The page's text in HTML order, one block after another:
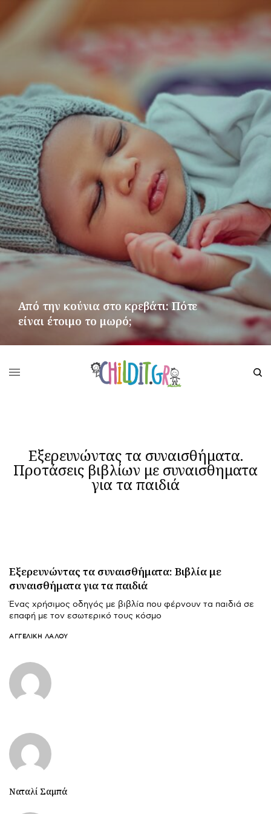
Από την κούνια στο κρεβάτι: Πότε
είναι έτοιμο το μωρό;
Εξερευνώντας τα συναισθήματα.
Προτάσεις βιβλίων με συναισθηματα
για τα παιδιά
Εξερευνώντας τα συναισθήματα: Βιβλία με
συναισθήματα για τα παιδιά
Ένας χρήσιμος οδηγός με βιβλία που φέρνουν τα παιδιά σε
επαφή με τον εσωτερικό τους κόσμο
ΑΓΓΕΛΙΚΉ ΛΆΛΟΥ
Ναταλί Σαμπά